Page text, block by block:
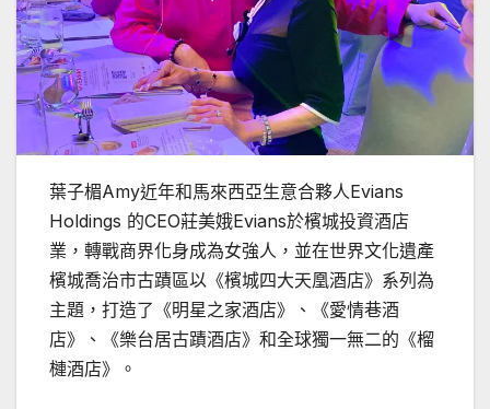
葉子楣Amy近年和馬來西亞生意合夥人Evians
Holdings 的CEO莊美娥Evians於檳城投資酒店
業，轉戰商界化身成為女強人，並在世界文化遺產
檳城喬治市古蹟區以《檳城四大天凰酒店》系列為
主題，打造了《明星之家酒店》、《愛情巷酒
店》、《樂台居古蹟酒店》和全球獨一無二的《榴
槤酒店》。